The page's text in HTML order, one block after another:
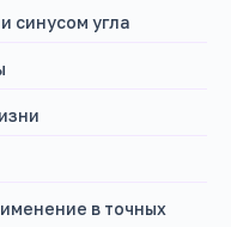
синусом угла
в точных